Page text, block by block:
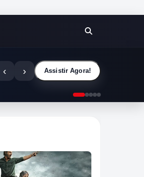
‹ › Assistir Agora!